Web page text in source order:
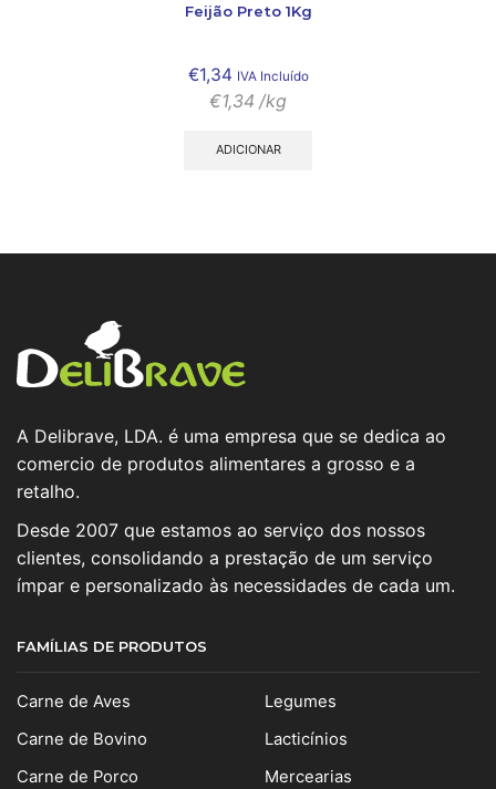
Feijão Preto 1Kg
€1,34 IVA Incluído
€1,34 /kg
ADICIONAR
A Delibrave, LDA. é uma empresa que se dedica ao
comercio de produtos alimentares a grosso e a
retalho.
Desde 2007 que estamos ao serviço dos nossos
clientes, consolidando a prestação de um serviço
ímpar e personalizado às necessidades de cada um.
FAMÍLIAS DE PRODUTOS
Carne de Aves
Carne de Bovino
Carne de Porco
Legumes
Lacticínios
Mercearias